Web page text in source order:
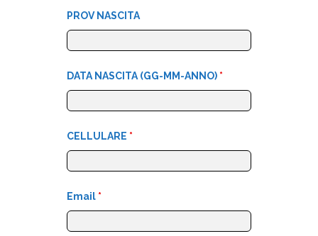
PROV NASCITA
DATA NASCITA (GG-MM-ANNO) *
CELLULARE *
Email *